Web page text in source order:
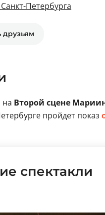
Петербурга
друзьям
на Второй сцене
пройдет показ
спектакли